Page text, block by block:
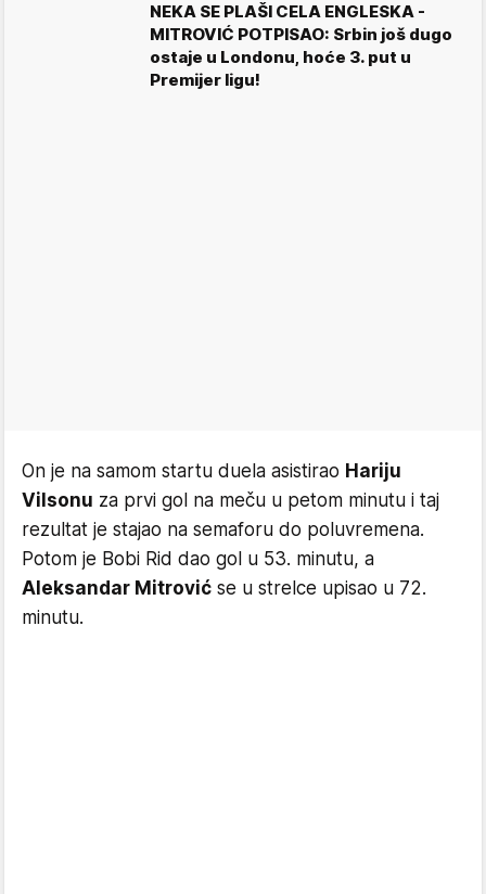
NEKA SE PLAŠI CELA ENGLESKA -
MITROVIĆ POTPISAO: Srbin još dugo
ostaje u Londonu, hoće 3. put u
Premijer ligu!
On je na samom startu duela asistirao Hariju
Vilsonu za prvi gol na meču u petom minutu i taj
rezultat je stajao na semaforu do poluvremena.
Potom je Bobi Rid dao gol u 53. minutu, a
Aleksandar Mitrović se u strelce upisao u 72.
minutu.